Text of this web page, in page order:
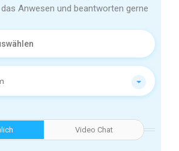
Video Chat
Anwesen und beantworten gerne